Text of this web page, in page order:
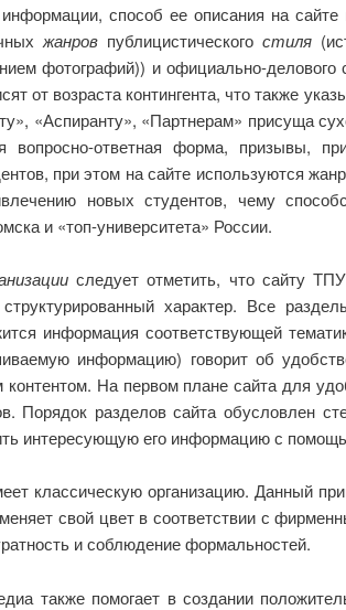
способ ее описания на
жанров публицистическогостиля
фотографий)) и официально-делового
от возраста контингента, что также
«Аспиранту», «Партнерам» присуща
вопросно-ответная форма, призывы,
при этом на сайте используются
новых студентов, чему
и «топ-университета» России.
следует отметить, что сайту
характер. Все
информация соответствующей
информацию) говорит об
На первом плане сайта для
Порядок разделов сайта обусловлен
интересующую его информацию с
классическую организацию. Данный
свой цвет в соответствии с
и соблюдение формальностей.
также помогает в создании